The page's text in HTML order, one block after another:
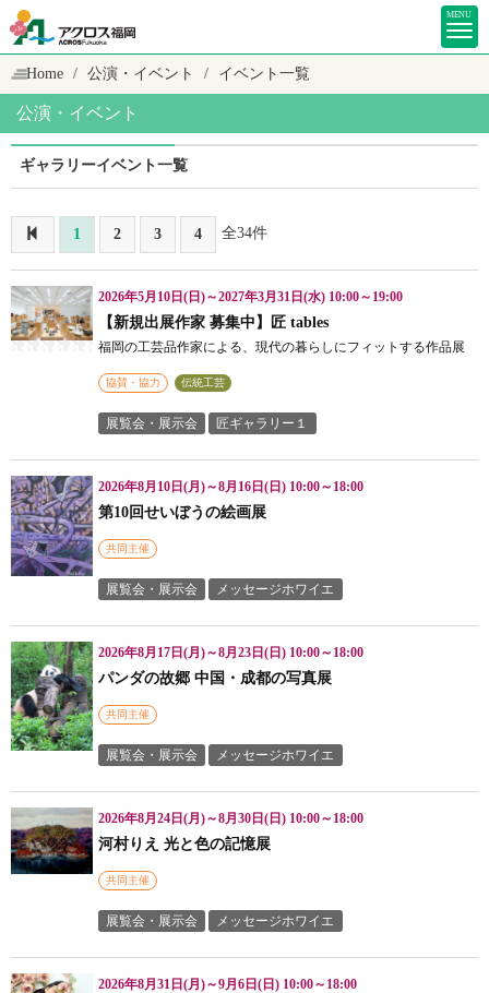
MENU
Home 公演・イベント イベント一覧
公演・イベント
ギャラリーイベント一覧
1 2 3 4 全34件
2026年5月10日(日)～2027年3月31日(水) 10:00～19:00
【新規出展作家 募集中】匠 tables
福岡の工芸品作家による、現代の暮らしにフィットする作品展
協賛・協力 伝統工芸
展覧会・展示会 匠ギャラリー１
2026年8月10日(月)～8月16日(日) 10:00～18:00
第10回せいぼうの絵画展
共同主催
展覧会・展示会 メッセージホワイエ
2026年8月17日(月)～8月23日(日) 10:00～18:00
パンダの故郷 中国・成都の写真展
共同主催
展覧会・展示会 メッセージホワイエ
2026年8月24日(月)～8月30日(日) 10:00～18:00
河村りえ 光と色の記憶展
共同主催
展覧会・展示会 メッセージホワイエ
2026年8月31日(月)～9月6日(日) 10:00～18:00